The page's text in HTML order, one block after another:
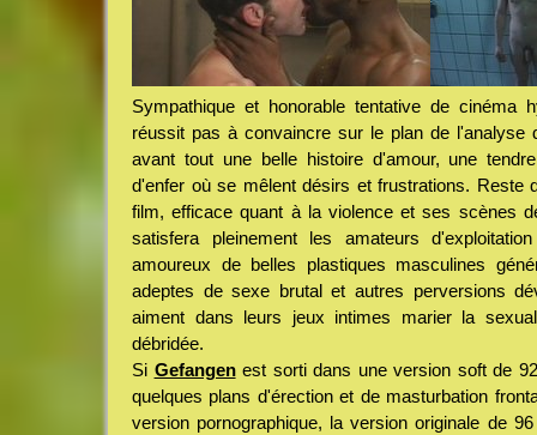
Sympathique et honorable tentative de cinéma
réussit pas à convaincre sur le plan de l'analyse
avant tout une belle histoire d'amour, une
d'enfer où se mêlent désirs et frustrations. Reste
film, efficace quant à la violence et ses scènes
satisfera pleinement les amateurs
amoureux de belles plastiques masculines
adeptes de sexe brutal et autres perversions
aiment dans leurs jeux intimes marier la
débridée.
Si Gefangenest sorti dans une version soft de
quelques plans d'érection et de masturbation
version pornographique, la version originale de